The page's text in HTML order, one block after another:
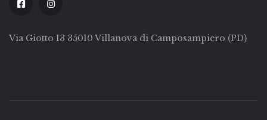
Via Giotto 13 35010 Villanova di Camposampiero (PD)